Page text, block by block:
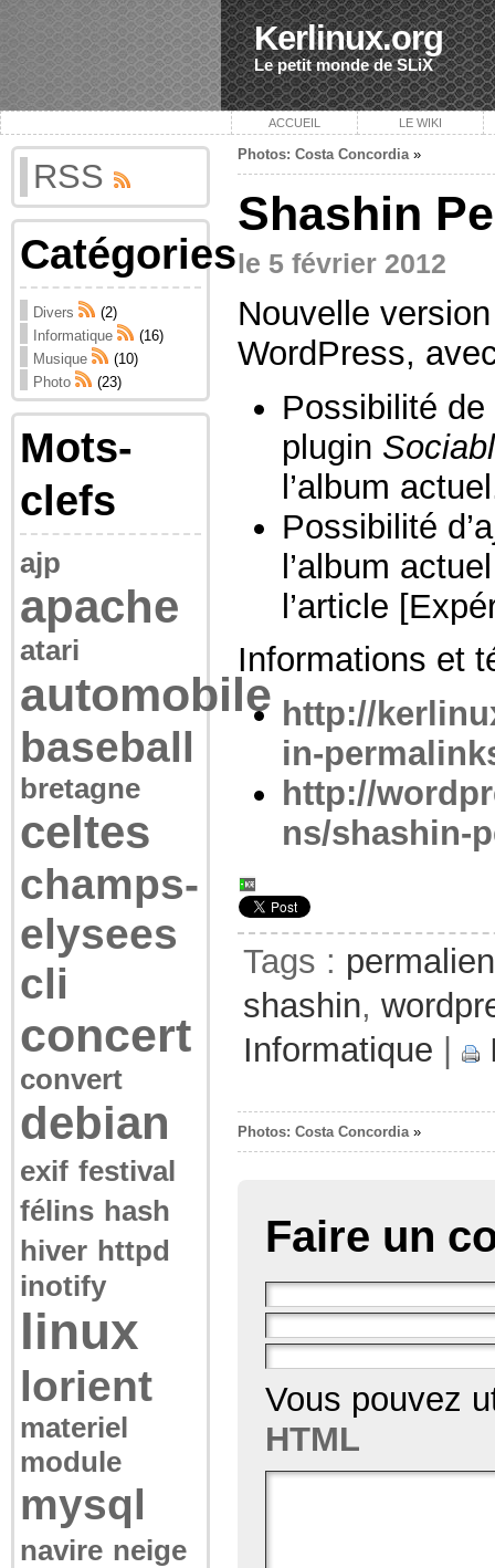
Kerlinux.org
Le petit monde de SLiX
ACCUEIL LE WIKI
RSS
Catégories
Divers
(2)
Informatique
(16)
Musique
(10)
Photo
(23)
Mots-
clefs
ajp
apache
atari
automobile
baseball
bretagne
celtes
champs-
elysees
cli
concert
convert
debian
exif festival
félins hash
hiver httpd
inotify
linux
lorient
materiel
module
mysql
navire neige
Photos: Costa Concordia»
Shashin
le 5 février 2012
Nouvelle
WordPress,
Possibilité
plugin
l’album
Possibilité
l’album
l’article
Informations et
http://
in-
http://
ns/shashin-
Tags :
shashin,
Informatique
Photos: Costa Concordia»
Faire un
Vous pouvez
HTML